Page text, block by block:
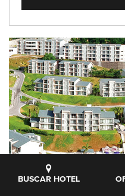
BUSCAR HOTEL